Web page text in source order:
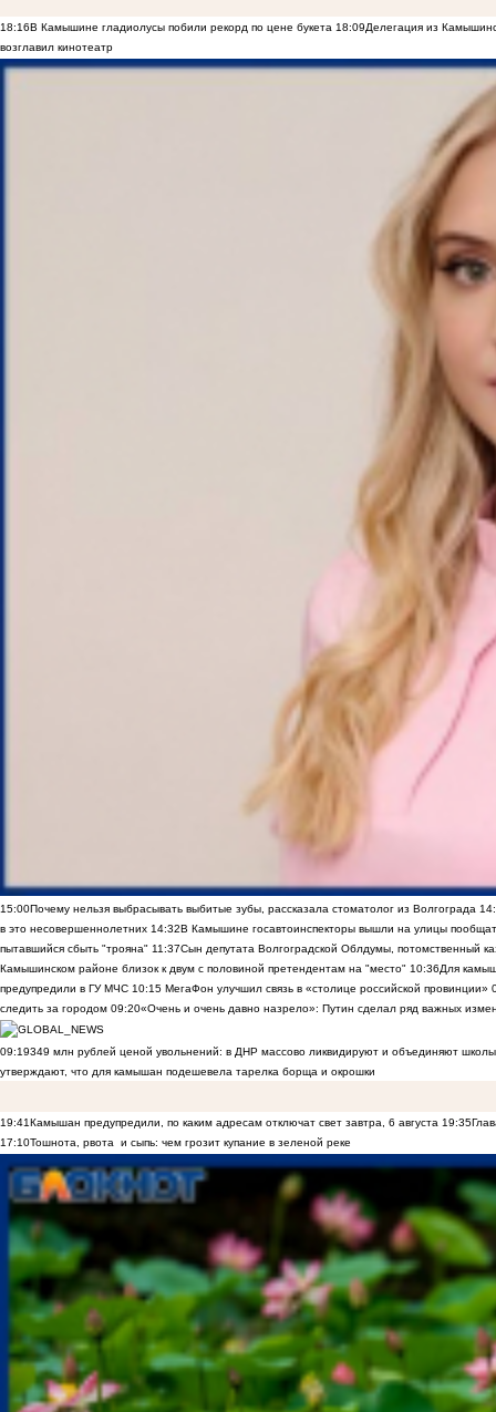
18:16В Камышине гладиолусы побили рекорд по цене букета 18:09Делегация из
возглавил кинотеатр
15:00Почему нельзя выбрасывать выбитые зубы, рассказала стоматолог из Волгограда
в это несовершеннолетних 14:32В Камышине госавтоинспекторы вышли на улицы
пытавшийся сбыть "трояна" 11:37Сын депутата Волгоградской Облдумы, потомственный
Камышинском районе близок к двум с половиной претендентам на "место" 10:36Для
предупредили в ГУ МЧС 10:15 МегаФон улучшил связь в «столице российской провинции»
следить за городом 09:20«Очень и очень давно назрело»: Путин сделал ряд важных
09:19349 млн рублей ценой увольнений: в ДНР массово ликвидируют и объединяют
утверждают, что для камышан подешевела тарелка борща и окрошки
19:41Камышан предупредили, по каким адресам отключат свет завтра, 6 августа 19:35
17:10Тошнота, рвота и сыпь: чем грозит купание в зеленой реке